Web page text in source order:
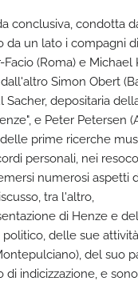
conclusiva, condotta
da un lato i compagni
(Roma) e Michael
Simon Obert
Sacher, depositaria
e Peter Petersen
prime ricerche
personali, nei
numerosi aspetti
tra l'altro,
di Henze e
delle sue
del suo
di indicizzazione, e